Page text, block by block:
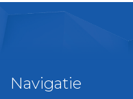
Navigatie